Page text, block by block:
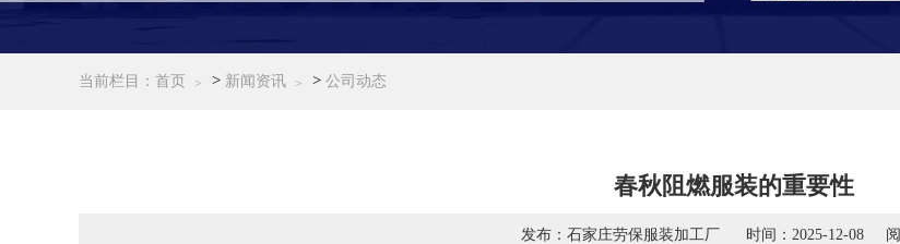
当前栏目： 首页 > 新闻资讯 > 公司动态
春秋阻燃服装的重要性
发布：石家庄劳保服装加工厂 时间：2025-12-08